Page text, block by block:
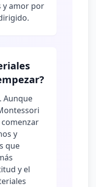
y amor por
Aunque
y
que
y el